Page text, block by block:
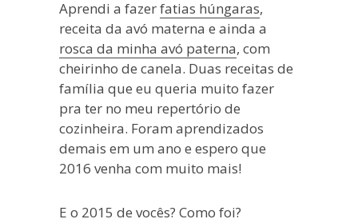
Aprendi a fazerfatias húngaras,
receita da avó materna e ainda a
rosca da minha avó paterna, com
cheirinho de canela. Duas receitas de
família que eu queria muito fazer
pra ter no meu repertório de
cozinheira. Foram aprendizados
demais em um ano e espero que
2016 venha com muito mais!
E o 2015 de vocês? Como foi?